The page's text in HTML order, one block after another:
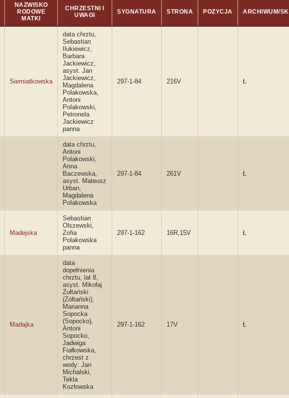
NAZWISKO
RODOWE
MATKI
CHRZESTNI I
UWAGI
SYGNATURA STRONA POZYCJA ARCHIWUM/
Siemiatkowska
data chrztu,
Sebastian
Ilukiewicz,
Barbara
Jackiewicz,
asyst. Jan
Jackiewicz,
Magdalena
Polakowska,
Antoni
Polakowski,
Petronela
Jackiewicz
panna
297-1-84 216V Ł
data chrztu,
Antoni
Polakowski,
Anna
Baczewska,
asyst. Mateusz
Urban,
Magdalena
Polakowska
297-1-84 261V Ł
Madejska
Sebastian
Olszewski,
Zofia
Polakowska
panna
297-1-162 16R,15V Ł
Madajka
data
dopełnienia
chrztu, lat 8,
asyst. Mikołaj
Żułtański
(Żółtański),
Marianna
Sopocka
(Sopocko),
Antoni
Sopocko,
Jadwiga
Fiałkowska,
chrzest z
wody: Jan
Michalski,
Tekla
Kozłowska
297-1-162 17V Ł